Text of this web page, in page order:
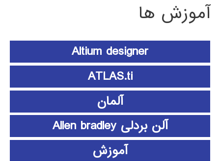
آموزش ها
Altium designer
ATLAS.ti
آلمان
آلن بردلی Allen bradley
آموزش